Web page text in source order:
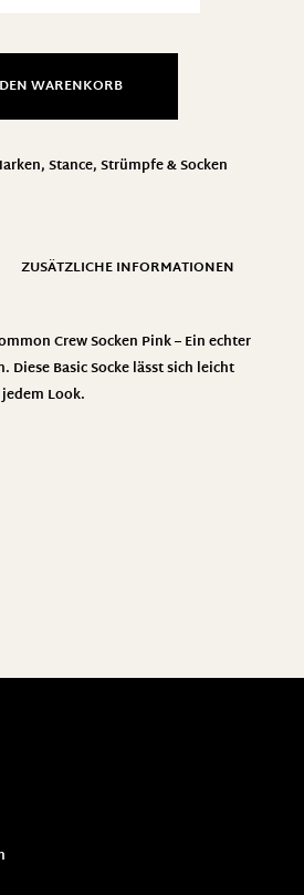
WARENKORB
,Stance,Strümpfe & Socken
ZUSÄTZLICHE INFORMATIONEN
Crew Socken Pink – Ein echter
Diese Basic Socke lässt sich leicht
Look.